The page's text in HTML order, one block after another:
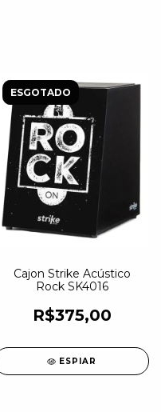
ESGOTADO
Cajon Strike Acústico
Rock SK4016
R$375,00
ESPIAR